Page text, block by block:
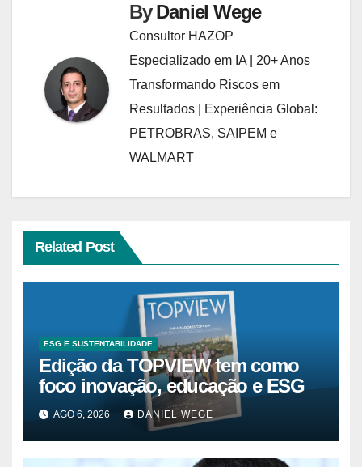
ByDaniel Wege
Consultor HAZOP
Especializado em IA | 20+ Anos
Transformando Riscos em
Resultados | Experiência Global:
PETROBRAS, SAIPEM e
WALMART
Related Post
ESG E SUSTENTABILIDADE
Edição da TOPVIEW tem como
foco inovação, educação e ESG
AGO 6, 2026 DANIEL WEGE